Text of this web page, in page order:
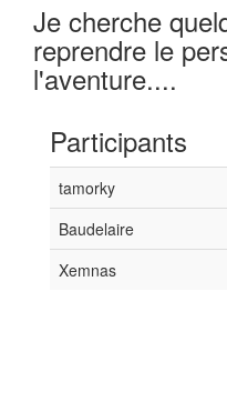
Je cherche
reprendre le
l'aventure....
Participants
tamorky
Baudelaire
Xemnas